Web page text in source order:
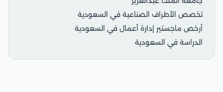
تخصص الأطراف الصناعية في السعودية
أرخص ماجستير إدارة أعمال في السعودية
الدراسة في السعودية